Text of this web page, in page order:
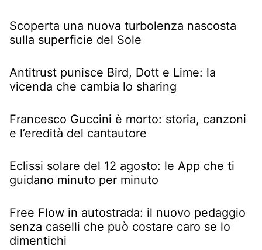
Scoperta una nuova turbolenza nascosta
sulla superficie del Sole
Antitrust punisce Bird, Dott e Lime: la
vicenda che cambia lo sharing
Francesco Guccini è morto: storia, canzoni
e l’eredità del cantautore
Eclissi solare del 12 agosto: le App che ti
guidano minuto per minuto
Free Flow in autostrada: il nuovo pedaggio
senza caselli che può costare caro se lo
dimentichi